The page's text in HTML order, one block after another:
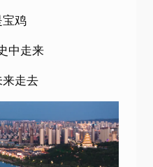
鸡
中走来
走去